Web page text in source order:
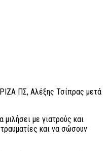
ΠΣ, Αλέξης Τσίπρας μετά
με γιατρούς και
και να σώσουν